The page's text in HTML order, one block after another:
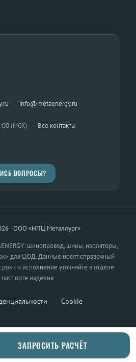
· info@metaenergy.ru
(МСК) · Все контакты
ВОПРОСЫ?
· ООО «НПЦ Металлург»
шинопровод, шины, изоляторы,
для ЦОД. Данные носят справочный
и исполнение уточняйте в отделе
изделия.
· Cookie
ЗАПРОСИТЬ РАСЧЁТ